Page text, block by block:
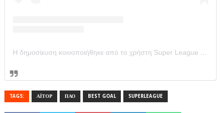
Η δημοσίευση κοινοποιήθηκε από το χρήστη Super League Greece (@super_league_gr)
TAGS: ΑΪΤΟΡ ΠΑΟ BEST GOAL SUPERLEAGUE